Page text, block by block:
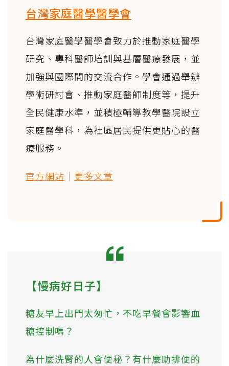
台灣家庭醫學醫學會
台灣家庭醫學醫學會致力於推動家庭醫學
研究、專科醫師培訓與基層醫療發展，並
加強與國際間的交流合作。學會通過舉辦
學術研討會、推動家庭醫師制度等，提升
全民健康水準，並積極輔導教學醫院設立
家庭醫學科，為社區居民提供更貼心的醫
療服務。
官方網站 ｜ 更多文章
【慢病好日子】
糖友早上出門太匆忙，不吃早餐會影響血
糖控制嗎？
為什麼洗腎的人會便秘？有什麼助排便的